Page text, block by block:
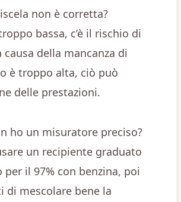
non è corretta?
bassa, c’è il rischio di
della mancanza di
è troppo alta, ciò può
delle prestazioni.
ho un misuratore preciso?
un recipiente graduato
il 97% con benzina, poi
di mescolare bene la